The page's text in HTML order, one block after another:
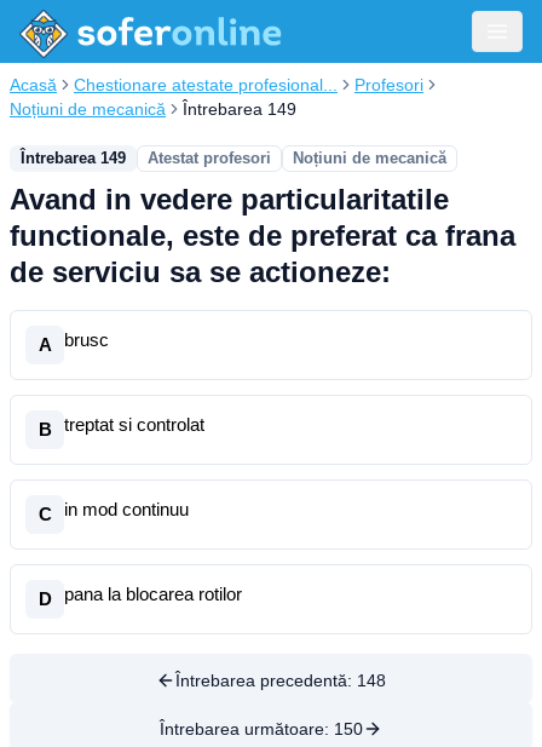
Acasă Chestionare atestate profesional...
Profesori
Noțiuni de mecanică
Întrebarea 149
Întrebarea 149 Atestat profesori Noțiuni de mecanică
Avand in vedere particularitatile
functionale, este de preferat ca frana
de serviciu sa se actioneze:
A brusc
B treptat si controlat
C in mod continuu
D pana la blocarea rotilor
Întrebarea precedentă: 148
Întrebarea următoare: 150